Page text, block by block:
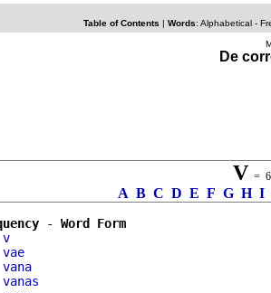
Table of Contents | Words: Alphabetical -
De
V =
A B C D E F G H I
- Word Form
v
vae
vana
vanas